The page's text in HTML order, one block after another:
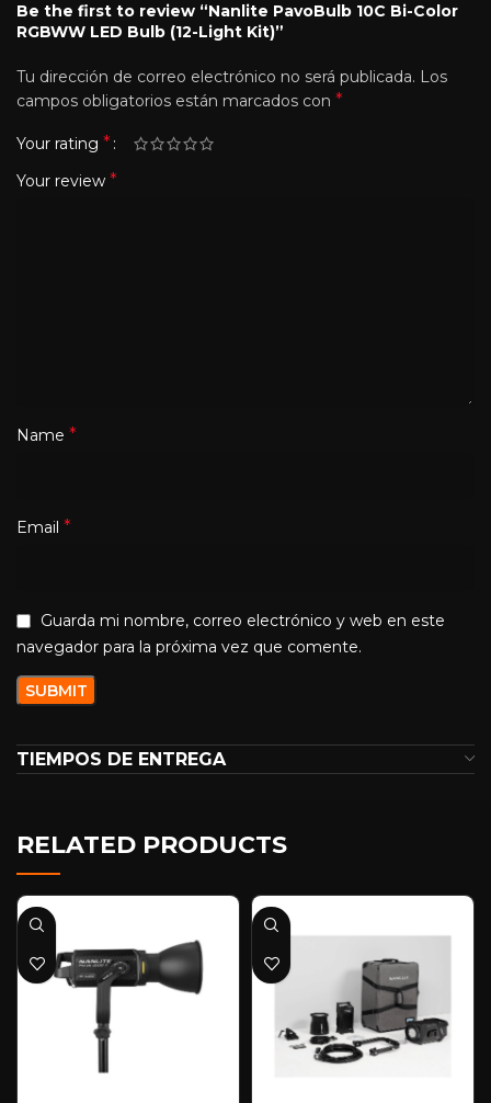
Be the first to review “Nanlite PavoBulb 10C Bi-Color
RGBWW LED Bulb (12-Light Kit)”
Tu dirección de correo electrónico no será publicada. Los
campos obligatorios están marcados con *
Your rating *
Your review *
Name *
Email *
Guarda mi nombre, correo electrónico y web en este
navegador para la próxima vez que comente.
TIEMPOS DE ENTREGA
RELATED PRODUCTS